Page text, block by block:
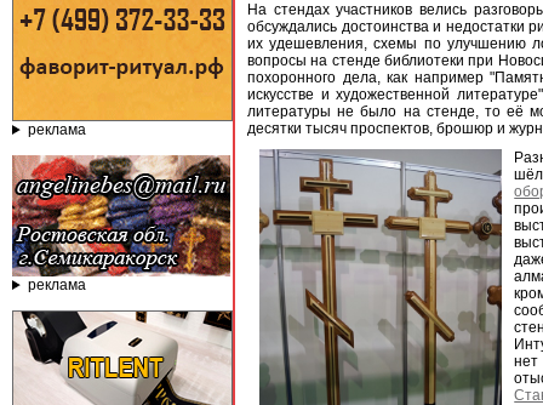
реклама
реклама
На стендах участников велись
обсуждались достоинства и недостатки
их удешевления, схемы по улучшению
вопросы на стенде библиотеки при
похоронного дела, как например
искусстве и художественной
литературы не было на стенде, то её
десятки тысяч проспектов, брошюр и
нет